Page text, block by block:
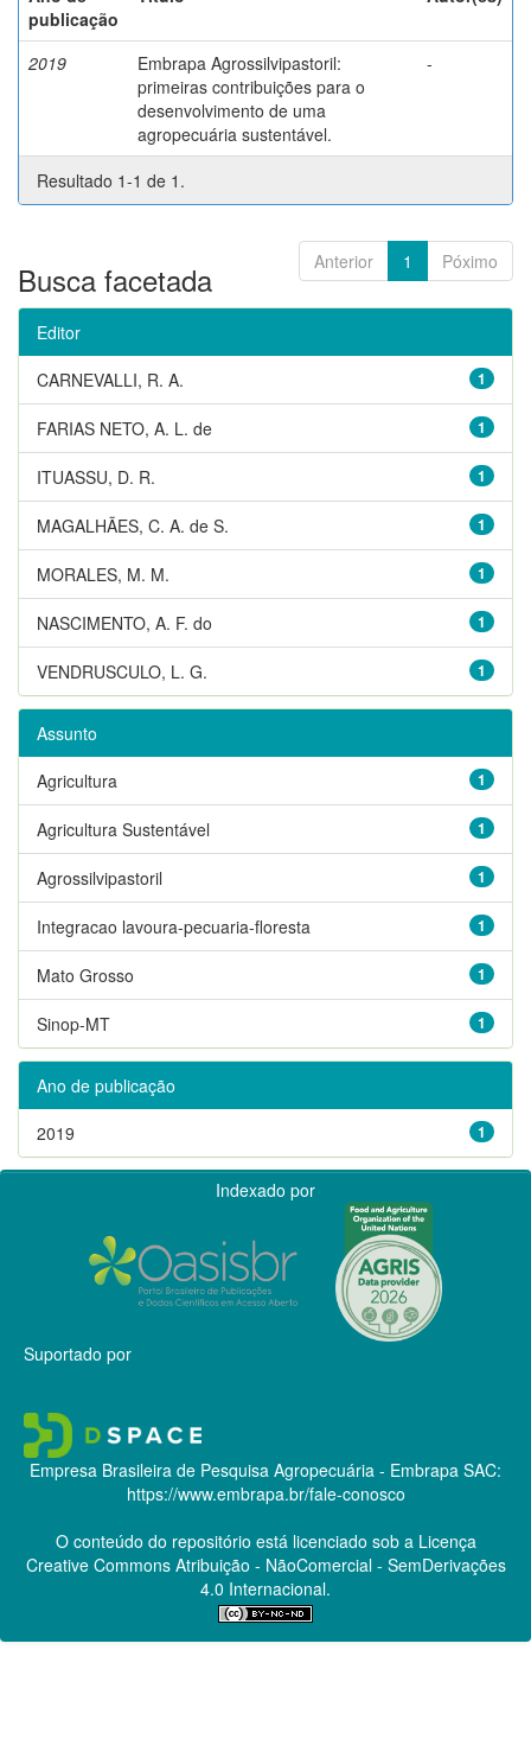
publicação
2019
Embrapa Agrossilvipastoril:
primeiras contribuições para o
desenvolvimento de uma
agropecuária sustentável.
-
Resultado 1-1 de 1.
Anterior 1 Póximo
Busca facetada
Editor
1
CARNEVALLI, R. A.
1
FARIAS NETO, A. L. de
1
ITUASSU, D. R.
1
MAGALHÃES, C. A. de S.
1
MORALES, M. M.
1
NASCIMENTO, A. F. do
1
VENDRUSCULO, L. G.
Assunto
1
Agricultura
1
Agricultura Sustentável
1
Agrossilvipastoril
1
Integracao lavoura-pecuaria-floresta
1
Mato Grosso
1
Sinop-MT
Ano de publicação
1
2019
Indexado por
Suportado por
Empresa Brasileira de Pesquisa Agropecuária - Embrapa SAC:
https://www.embrapa.br/fale-conosco
O conteúdo do repositório está licenciado sob a Licença
Creative CommonsAtribuição - NãoComercial - SemDerivações
4.0 Internacional.